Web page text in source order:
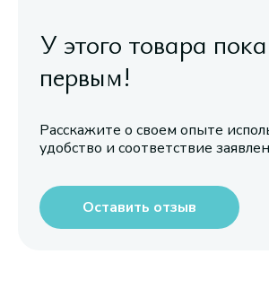
У этого товара
первым!
Расскажите о своем опыте
удобство и соответствие
Оставить отзыв